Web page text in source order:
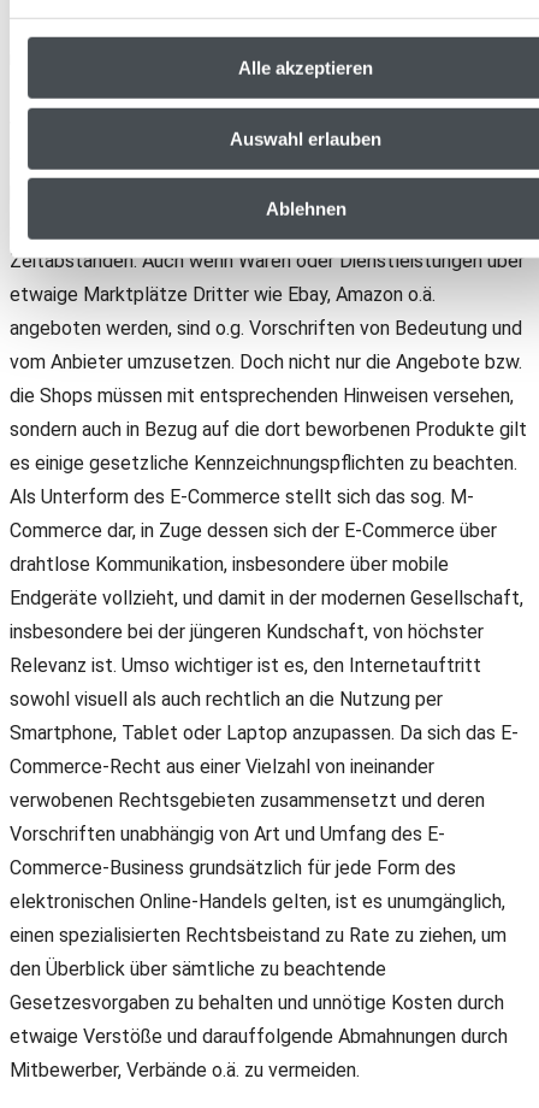
Alle akzeptieren
Auswahl erlauben
Ablehnen
Zudem regelt das TMG, insb. § 5 TMG, besondere Pflichten
im E-Commerce-Handel, wie etwa das Erfordernis eines
Impressums sowie einer Datenschutzerklärung. Schließlich
wird der Bereich des elektronischen Online-Handels zum Teil
Zeitabständen. Auch wenn Waren oder Dienstleistungen über
etwaige Marktplätze Dritter wie Ebay, Amazon o.ä.
angeboten werden, sind o.g. Vorschriften von Bedeutung und
vom Anbieter umzusetzen. Doch nicht nur die Angebote bzw.
die Shops müssen mit entsprechenden Hinweisen versehen,
sondern auch in Bezug auf die dort beworbenen Produkte gilt
es einige gesetzliche Kennzeichnungspflichten zu beachten.
Als Unterform des E-Commerce stellt sich das sog. M-
Commerce dar, in Zuge dessen sich der E-Commerce über
drahtlose Kommunikation, insbesondere über mobile
Endgeräte vollzieht, und damit in der modernen Gesellschaft,
insbesondere bei der jüngeren Kundschaft, von höchster
Relevanz ist. Umso wichtiger ist es, den Internetauftritt
sowohl visuell als auch rechtlich an die Nutzung per
Smartphone, Tablet oder Laptop anzupassen. Da sich das E-
Commerce-Recht aus einer Vielzahl von ineinander
verwobenen Rechtsgebieten zusammensetzt und deren
Vorschriften unabhängig von Art und Umfang des E-
Commerce-Business grundsätzlich für jede Form des
elektronischen Online-Handels gelten, ist es unumgänglich,
einen spezialisierten Rechtsbeistand zu Rate zu ziehen, um
den Überblick über sämtliche zu beachtende
Gesetzesvorgaben zu behalten und unnötige Kosten durch
etwaige Verstöße und darauffolgende Abmahnungen durch
Mitbewerber, Verbände o.ä. zu vermeiden.